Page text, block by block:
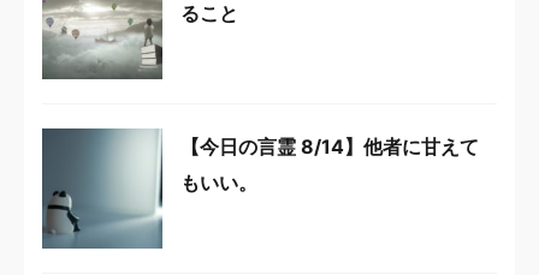
ること
【今日の言霊 8/14】他者に甘えて
もいい。